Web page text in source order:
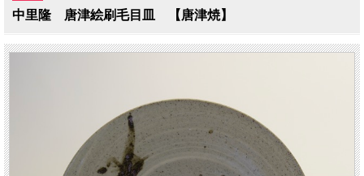
中里隆 唐津絵刷毛目皿 【唐津焼】